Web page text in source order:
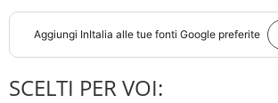
Aggiungi InItalia alle tue fonti Google preferite
SCELTI PER VOI: